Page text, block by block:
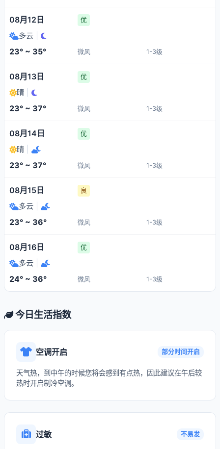
08月12日 优
多云
23° ~ 35° 微风 1-3级
08月13日 优
晴
23° ~ 37° 微风 1-3级
08月14日 优
晴
23° ~ 37° 微风 1-3级
08月15日 良
多云
23° ~ 36° 微风 1-3级
08月16日 优
多云
24° ~ 36° 微风 1-3级
今日生活指数
空调开启 部分时间开启
天气热，到中午的时候您将会感到有点热，因此建议在午后较
热时开启制冷空调。
过敏 不易发